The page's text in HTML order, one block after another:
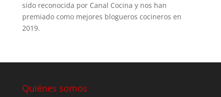
sido reconocida por Canal Cocina y nos han
premiado como mejores blogueros cocineros en
2019.
Quiénes somos